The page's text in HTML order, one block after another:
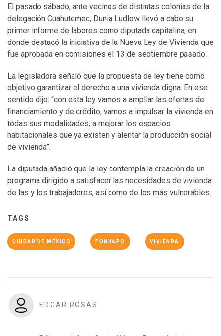
El pasado sábado, ante vecinos de distintas colonias de la
delegación Cuahutemoc, Dunia Ludlow llevó a cabo su
primer informe de labores como diputada capitalina, en
donde destacó la iniciativa de la Nueva Ley de Vivienda que
fue aprobada en comisiones el 13 de septiembre pasado.
La legisladora señaló que la propuesta de ley tiene como
objetivo garantizar el derecho a una vivienda digna. En ese
sentido dijo: “con esta ley vamos a ampliar las ofertas de
financiamiento y de crédito, vamos a impulsar la vivienda en
todas sus modalidades, a mejorar los espacios
habitacionales que ya existen y alentar la producción social
de vivienda”.
La diputada añadió que la ley contempla la creación de un
programa dirigido a satisfacer las necesidades de vivienda
de las y los trabajadores, así como de los más vulnerables.
TAGS
CIUDAD DE MÉXICO FONHAPO VIVIENDA
EDGAR ROSAS